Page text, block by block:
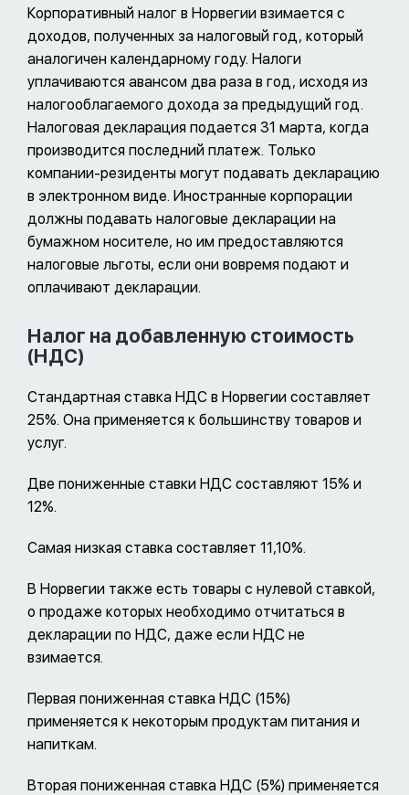
Корпоративный налог в Норвегии взимается с
доходов, полученных за налоговый год, который
аналогичен календарному году. Налоги
уплачиваются авансом два раза в год, исходя из
налогооблагаемого дохода за предыдущий год.
Налоговая декларация подается 31 марта, когда
производится последний платеж. Только
компании-резиденты могут подавать декларацию
в электронном виде. Иностранные корпорации
должны подавать налоговые декларации на
бумажном носителе, но им предоставляются
налоговые льготы, если они вовремя подают и
оплачивают декларации.
Налог на добавленную стоимость
(НДС)
Стандартная ставка НДС в Норвегии составляет
25%. Она применяется к большинству товаров и
услуг.
Две пониженные ставки НДС составляют 15% и
12%.
Самая низкая ставка составляет 11,10%.
В Норвегии также есть товары с нулевой ставкой,
о продаже которых необходимо отчитаться в
декларации по НДС, даже если НДС не
взимается.
Первая пониженная ставка НДС (15%)
применяется к некоторым продуктам питания и
напиткам.
Вторая пониженная ставка НДС (5%) применяется